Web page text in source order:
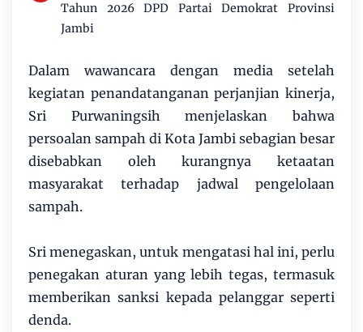
Tahun 2026 DPD Partai Demokrat Provinsi
Jambi
Dalam wawancara dengan media setelah
kegiatan penandatanganan perjanjian kinerja,
Sri Purwaningsih menjelaskan bahwa
persoalan sampah di Kota Jambi sebagian besar
disebabkan oleh kurangnya ketaatan
masyarakat terhadap jadwal pengelolaan
sampah.
Sri menegaskan, untuk mengatasi hal ini, perlu
penegakan aturan yang lebih tegas, termasuk
memberikan sanksi kepada pelanggar seperti
denda.